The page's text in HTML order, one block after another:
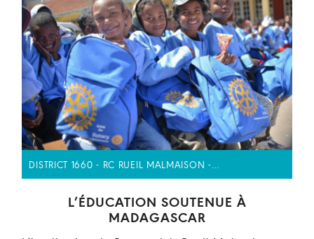
DISTRICT 1660 - RC RUEIL MALMAISON -…
L’ÉDUCATION SOUTENUE À
MADAGASCAR